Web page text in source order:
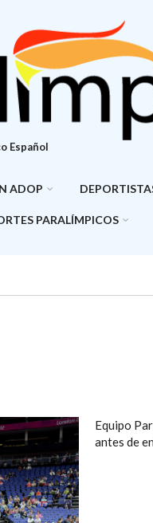
Español
ADOP
PARALÍMPICOS
Equipo
antes de